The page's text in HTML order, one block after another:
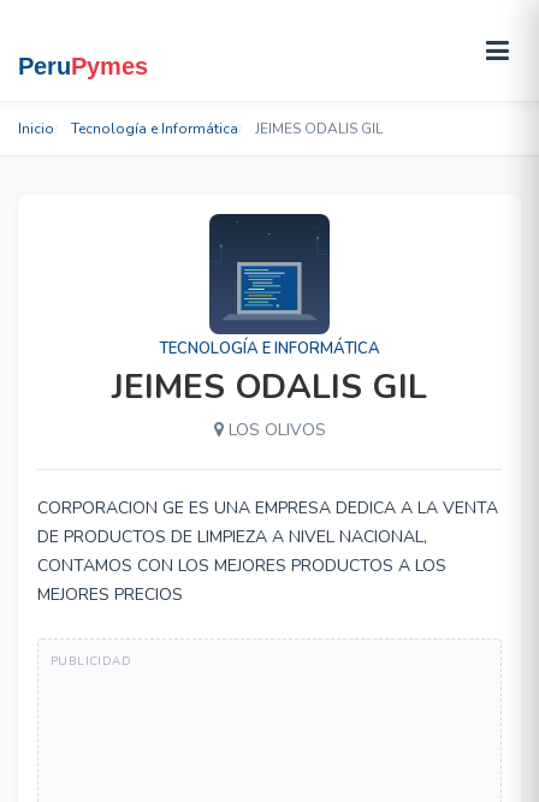
Inicio Tecnología e Informática JEIMES ODALIS GIL
TECNOLOGÍA E INFORMÁTICA
JEIMES ODALIS GIL
LOS OLIVOS
CORPORACION GE ES UNA EMPRESA DEDICA A LA VENTA
DE PRODUCTOS DE LIMPIEZA A NIVEL NACIONAL,
CONTAMOS CON LOS MEJORES PRODUCTOS A LOS
MEJORES PRECIOS